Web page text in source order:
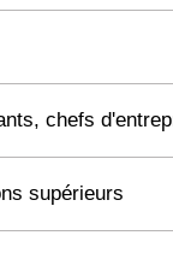
chefs
supérieurs